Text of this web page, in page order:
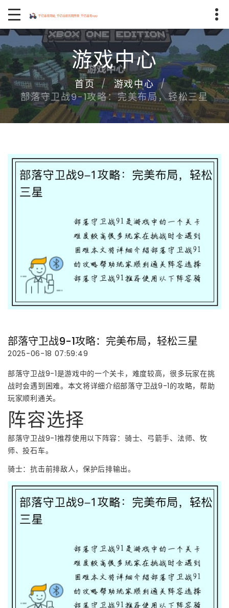
游戏中心
首页
游戏中心
部落守卫战9-1攻略：完美布局，轻松三星
部落守卫战9-1攻略：完美布局，轻松三星
2025-06-18 07:59:49
部落守卫战9-1是游戏中的一个关卡，难度较高，很多玩家在挑
战时会遇到困难。本文将详细介绍部落守卫战9-1的攻略，帮助
玩家顺利通关。
阵容选择
部落守卫战9-1推荐使用以下阵容：骑士、弓箭手、法师、牧
师、投石车。
骑士：抗击前排敌人，保护后排输出。